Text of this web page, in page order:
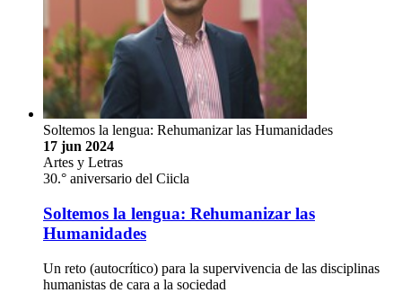
Soltemos la lengua: Rehumanizar las Humanidades
17 jun 2024
Artes y Letras
30.° aniversario del Ciicla
Soltemos la lengua: Rehumanizar las
Humanidades
Un reto (autocrítico) para la supervivencia de las disciplinas
humanistas de cara a la sociedad